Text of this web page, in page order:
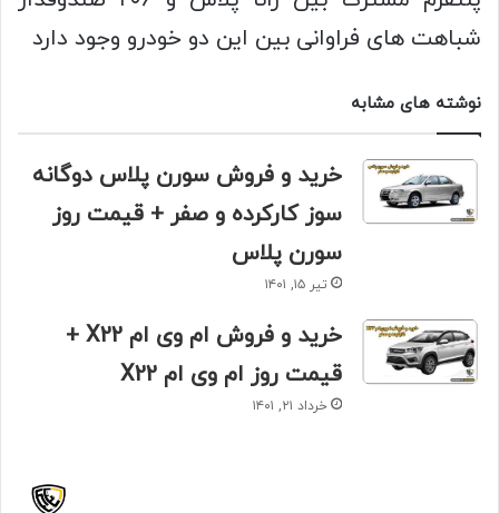
شباهت های فراوانی بین این دو خودرو وجود دارد
نوشته های مشابه
خرید و فروش سورن پلاس دوگانه
سوز کارکرده و صفر + قیمت روز
سورن پلاس
تیر ۱۵, ۱۴۰۱
خرید و فروش ام وی ام X22 +
قیمت روز ام وی ام X22
خرداد ۲۱, ۱۴۰۱